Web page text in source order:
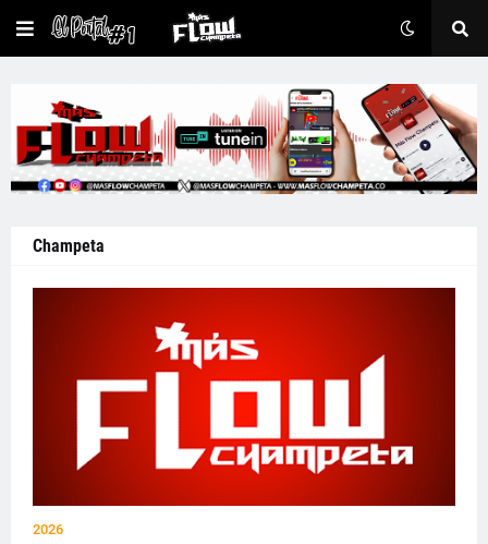
Champeta
2026